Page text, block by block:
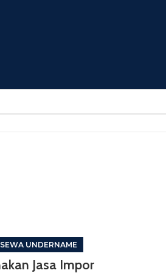
UNDERNAME
Jasa Impor